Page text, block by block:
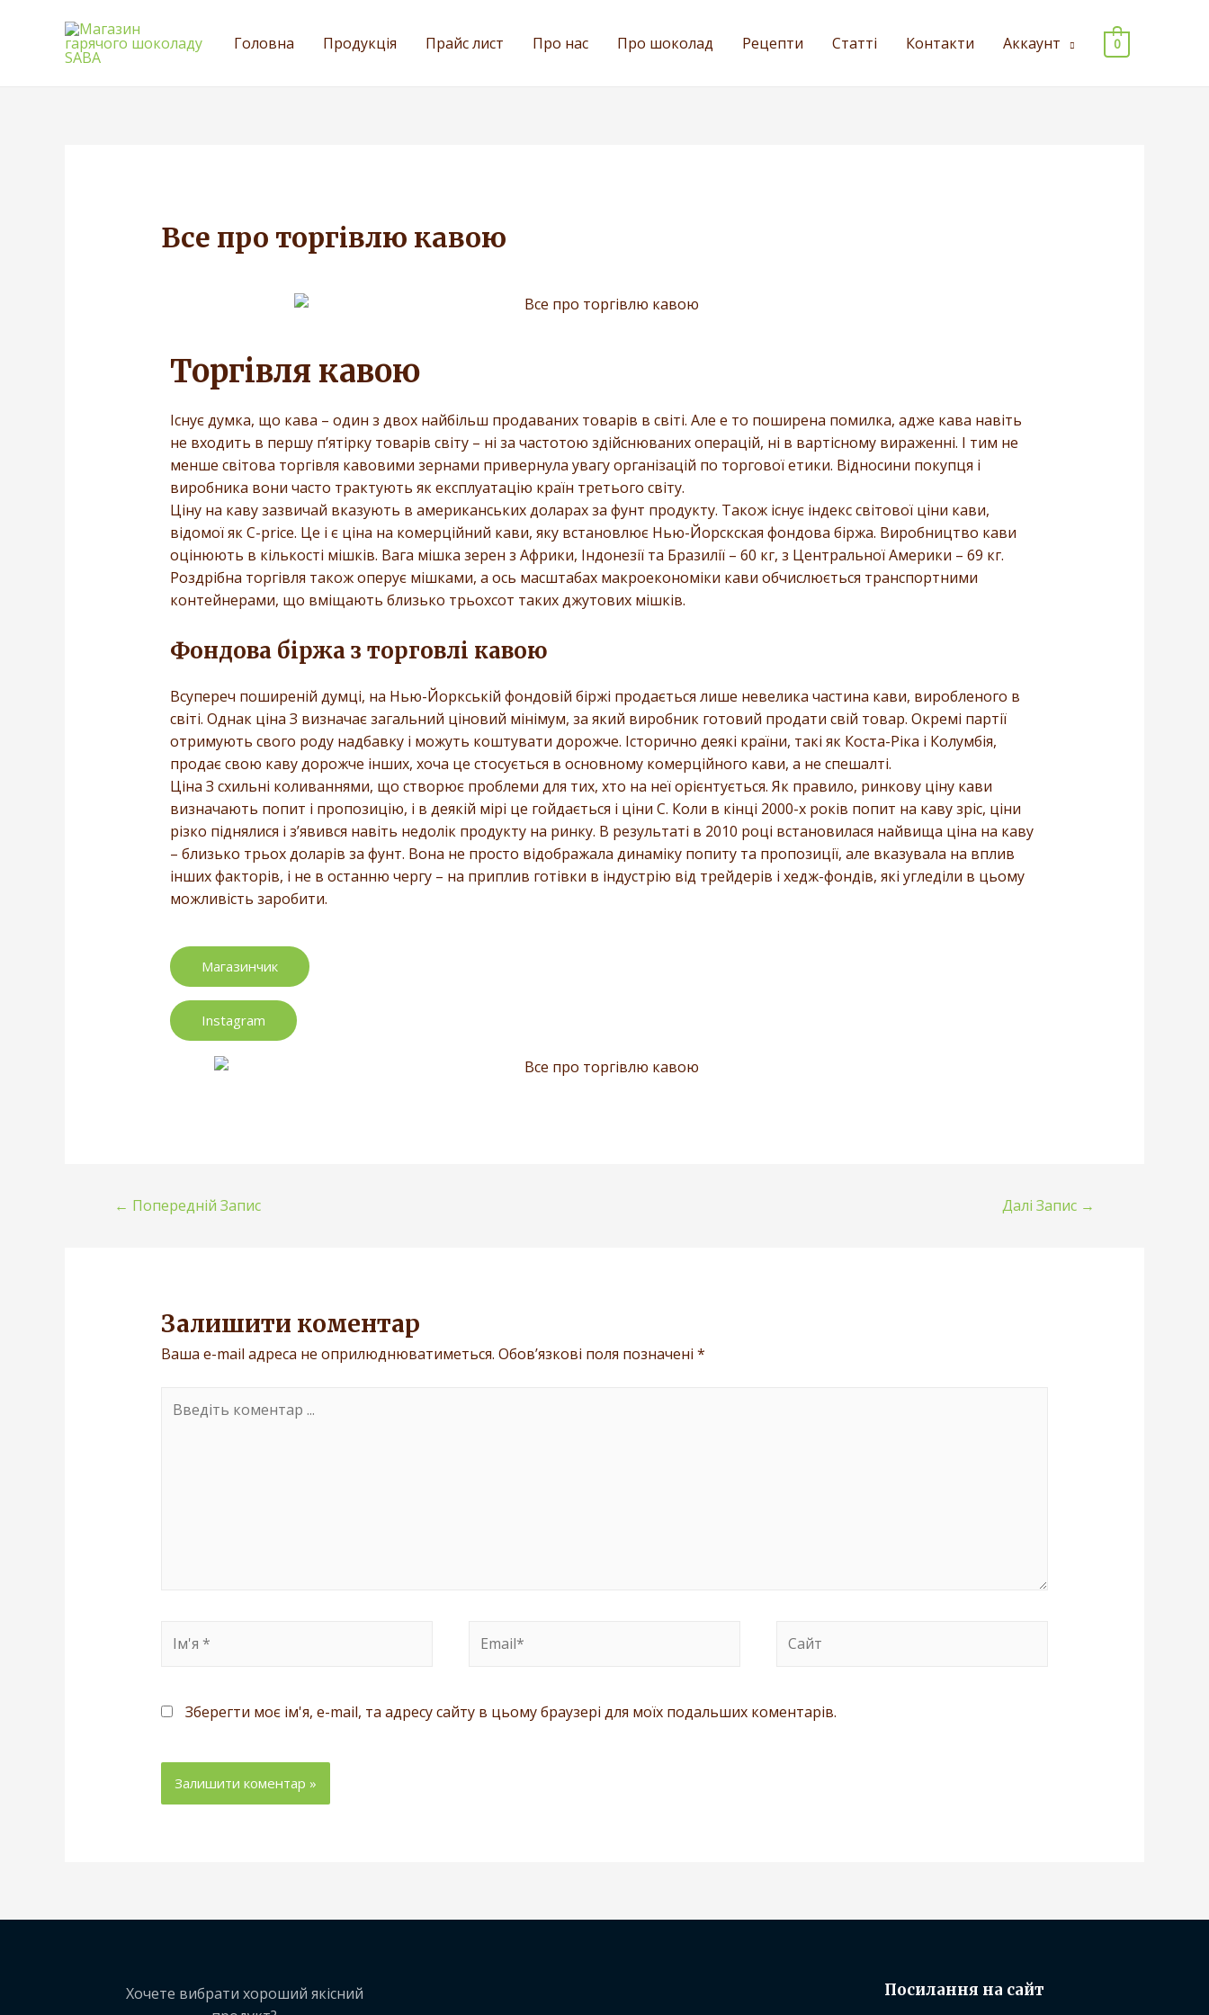
Головна Продукція Прайс лист Про нас Про шоколад Рецепти Статті Контакти Аккаунт 0
Все про торгівлю кавою
Торгівля кавою
Існує думка, що кава – один з двох найбільш продаваних товарів в світі. Але е то поширена помилка, адже кава навіть
не входить в першу п’ятірку товарів світу – ні за частотою здійснюваних операцій, ні в вартісному вираженні. І тим не
менше світова торгівля кавовими зернами привернула увагу організацій по торгової етики. Відносини покупця і
виробника вони часто трактують як експлуатацію країн третього світу.
Ціну на каву зазвичай вказують в американських доларах за фунт продукту. Також існує індекс світової ціни кави,
відомої як С-price. Це і є ціна на комерційний кави, яку встановлює Нью-Йорскская фондова біржа. Виробництво кави
оцінюють в кількості мішків. Вага мішка зерен з Африки, Індонезії та Бразилії – 60 кг, з Центральної Америки – 69 кг.
Роздрібна торгівля також оперує мішками, а ось масштабах макроекономіки кави обчислюється транспортними
контейнерами, що вміщають близько трьохсот таких джутових мішків.
Фондова біржа з торговлі кавою
Всупереч поширеній думці, на Нью-Йоркській фондовій біржі продається лише невелика частина кави, виробленого в
світі. Однак ціна З визначає загальний ціновий мінімум, за який виробник готовий продати свій товар. Окремі партії
отримують свого роду надбавку і можуть коштувати дорожче. Історично деякі країни, такі як Коста-Ріка і Колумбія,
продає свою каву дорожче інших, хоча це стосується в основному комерційного кави, а не спешалті.
Ціна З схильні коливаннями, що створює проблеми для тих, хто на неї орієнтується. Як правило, ринкову ціну кави
визначають попит і пропозицію, і в деякій мірі це гойдається і ціни С. Коли в кінці 2000-х років попит на каву зріс, ціни
різко піднялися і з’явився навіть недолік продукту на ринку. В результаті в 2010 році встановилася найвища ціна на каву
– близько трьох доларів за фунт. Вона не просто відображала динаміку попиту та пропозиції, але вказувала на вплив
інших факторів, і не в останню чергу – на приплив готівки в індустрію від трейдерів і хедж-фондів, які угледіли в цьому
можливість заробити.
Магазинчик
Instagram
← Попередній Запис Далі Запис →
Залишити коментар
Ваша e-mail адреса не оприлюднюватиметься. Обов’язкові поля позначені *
Зберегти моє ім'я, e-mail, та адресу сайту в цьому браузері для моїх подальших коментарів.
Хочете вибрати хороший якісний
Посилання на сайт